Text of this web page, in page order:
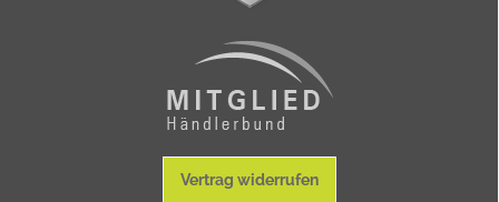
Vertrag widerrufen